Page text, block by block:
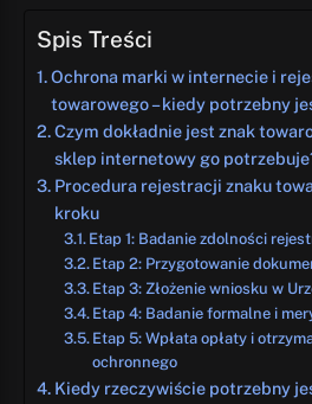
Spis Treści
Ochrona marki w internecie i
towarowego – kiedy potrzebny
Czym dokładnie jest znak
sklep internetowy go
Procedura rejestracji znaku
kroku
Etap 1: Badanie zdolności
Etap 2: Przygotowanie
Etap 3: Złożenie wniosku w
Etap 4: Badanie formalne i
Etap 5: Wpłata opłaty i
ochronnego
Kiedy rzeczywiście potrzebny